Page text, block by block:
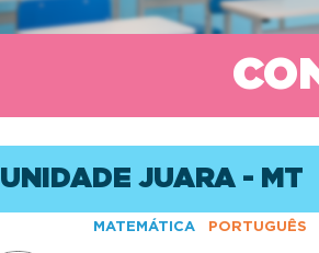
UNIDADE JUARA - MT
MATEMÁTICA PORTUGUÊS